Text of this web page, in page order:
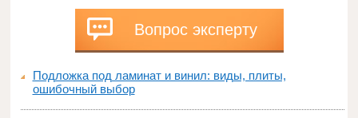
Вопрос эксперту
Подложка под ламинат и винил: виды, плиты,
ошибочный выбор